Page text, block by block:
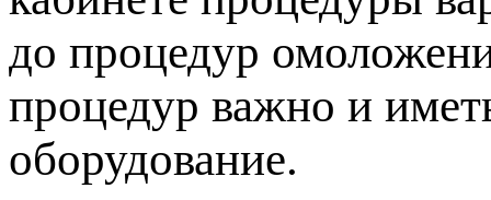
до процедур
процедур важно и
оборудование.